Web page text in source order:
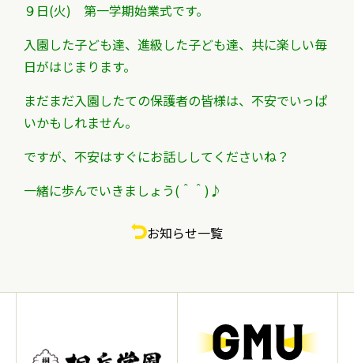
９日(火) 第一学期始業式です。
入園した子ども達、進級した子ども達、共に楽しい毎
日がはじまります。
まだまだ入園したての保護者の皆様は、不安でいっぱ
いかもしれません。
ですが、不安はすぐにお話ししてくださいね？
一緒に歩んでいきましょう(＾＾)♪
お知らせ一覧